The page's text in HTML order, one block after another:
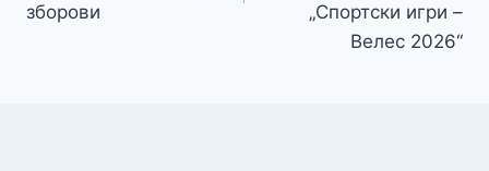
зборови
„Спортски игри –
Велес 2026“